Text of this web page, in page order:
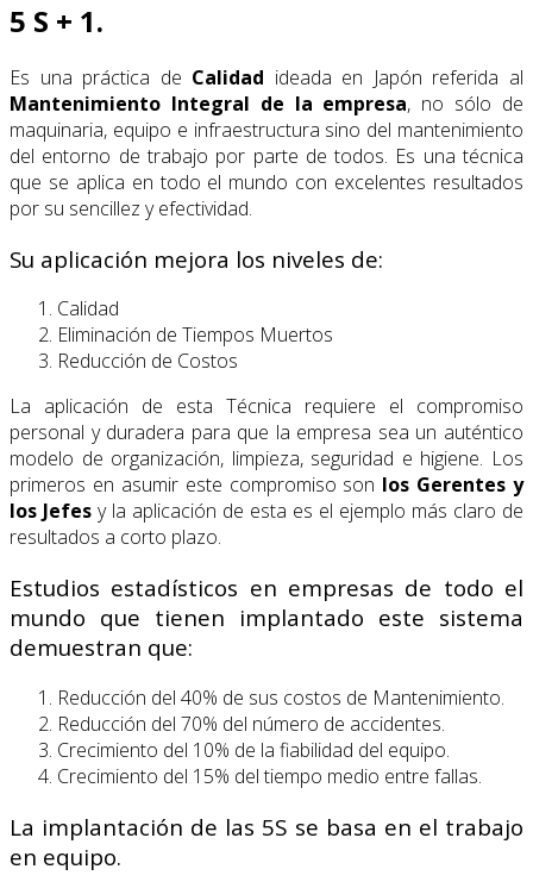
5 S + 1.
Es una práctica de Calidad ideada en Japón referida al
Mantenimiento Integral de la empresa, no sólo de
maquinaria, equipo e infraestructura sino del mantenimiento
del entorno de trabajo por parte de todos. Es una técnica
que se aplica en todo el mundo con excelentes resultados
por su sencillez y efectividad.
Su aplicación mejora los niveles de:
Calidad
Eliminación de Tiempos Muertos
Reducción de Costos
La aplicación de esta Técnica requiere el compromiso
personal y duradera para que la empresa sea un auténtico
modelo de organización, limpieza, seguridad e higiene. Los
primeros en asumir este compromiso son los Gerentes y
los Jefes y la aplicación de esta es el ejemplo más claro de
resultados a corto plazo.
Estudios estadísticos en empresas de todo el
mundo que tienen implantado este sistema
demuestran que:
Reducción del 40% de sus costos de Mantenimiento.
Reducción del 70% del número de accidentes.
Crecimiento del 10% de la fiabilidad del equipo.
Crecimiento del 15% del tiempo medio entre fallas.
La implantación de las 5S se basa en el trabajo
en equipo.